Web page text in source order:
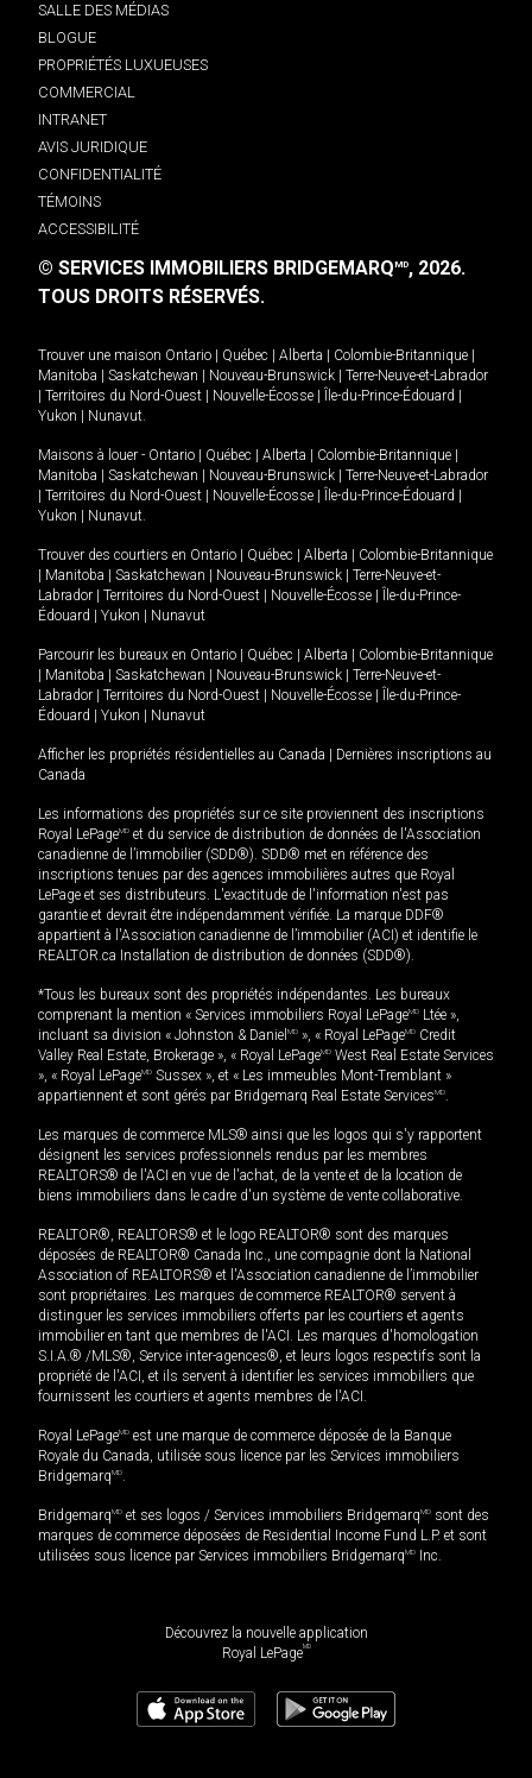
SALLE DES MÉDIAS
BLOGUE
PROPRIÉTÉS LUXUEUSES
COMMERCIAL
INTRANET
AVIS JURIDIQUE
CONFIDENTIALITÉ
TÉMOINS
ACCESSIBILITÉ
© SERVICES IMMOBILIERS BRIDGEMARQMD, 2026.
TOUS DROITS RÉSERVÉS.
Trouver une maison Ontario Québec Alberta Colombie-Britannique
Manitoba
Saskatchewan Nouveau-Brunswick
Terre-Neuve-et-Labrador
Territoires du Nord-Ouest Nouvelle-Écosse Île-du-Prince-Édouard
Yukon
Nunavut.
Maisons à louer - Ontario Québec Alberta Colombie-Britannique
Manitoba
Saskatchewan Nouveau-Brunswick
Terre-Neuve-et-Labrador
Territoires du Nord-Ouest Nouvelle-Écosse Île-du-Prince-Édouard
Yukon
Nunavut.
Trouver des courtiers en Ontario Québec Alberta
Colombie-Britannique
Manitoba Saskatchewan Nouveau-Brunswick
Terre-Neuve-et-
Labrador
Territoires du Nord-Ouest Nouvelle-Écosse
Île-du-Prince-
Édouard
Yukon Nunavut
Parcourir les bureaux en Ontario Québec Alberta
Colombie-Britannique
Manitoba Saskatchewan Nouveau-Brunswick
Terre-Neuve-et-
Labrador
Territoires du Nord-Ouest Nouvelle-Écosse
Île-du-Prince-
Édouard
Yukon Nunavut
Afficher les propriétés résidentielles au Canada
Dernières inscriptions au
Canada
Les informations des propriétés sur ce site proviennent des inscriptions
Royal LePageMD et du service de distribution de données de l'Association
canadienne de l’immobilier (SDD®). SDD® met en référence des
inscriptions tenues par des agences immobilières autres que Royal
LePage et ses distributeurs. L'exactitude de l'information n'est pas
garantie et devrait être indépendamment vérifiée. La marque DDF®
appartient à l'Association canadienne de l’immobilier (ACI) et identifie le
REALTOR.ca Installation de distribution de données (SDD®).
*Tous les bureaux sont des propriétés indépendantes. Les bureaux
comprenant la mention « Services immobiliers Royal LePageMD Ltée »,
incluant sa division « Johnston & Daniel MD », « Royal LePageMD Credit
Valley Real Estate, Brokerage », « Royal LePageMD West Real Estate Services
», « Royal LePageMD Sussex », et « Les immeubles Mont-Tremblant »
appartiennent et sont gérés par Bridgemarq Real Estate ServicesMD.
Les marques de commerce MLS® ainsi que les logos qui s'y rapportent
désignent les services professionnels rendus par les membres
REALTORS® de l'ACI en vue de l'achat, de la vente et de la location de
biens immobiliers dans le cadre d'un système de vente collaborative.
REALTOR®, REALTORS® et le logo REALTOR® sont des marques
déposées de REALTOR® Canada Inc., une compagnie dont la National
Association of REALTORS® et l'Association canadienne de l’immobilier
sont propriétaires. Les marques de commerce REALTOR® servent à
distinguer les services immobiliers offerts par les courtiers et agents
immobilier en tant que membres de l'ACI. Les marques d'homologation
S.I.A.® /MLS®, Service inter-agences®, et leurs logos respectifs sont la
propriété de l'ACI, et ils servent à identifier les services immobiliers que
fournissent les courtiers et agents membres de l'ACI.
Royal LePageMD est une marque de commerce déposée de la Banque
Royale du Canada, utilisée sous licence par les Services immobiliers
BridgemarqMD.
BridgemarqMD et ses logos / Services immobiliers BridgemarqMD sont des
marques de commerce déposées de Residential Income Fund L.P. et sont
utilisées sous licence par Services immobiliers BridgemarqMD Inc.
Découvrez la nouvelle application
Royal LePageMD